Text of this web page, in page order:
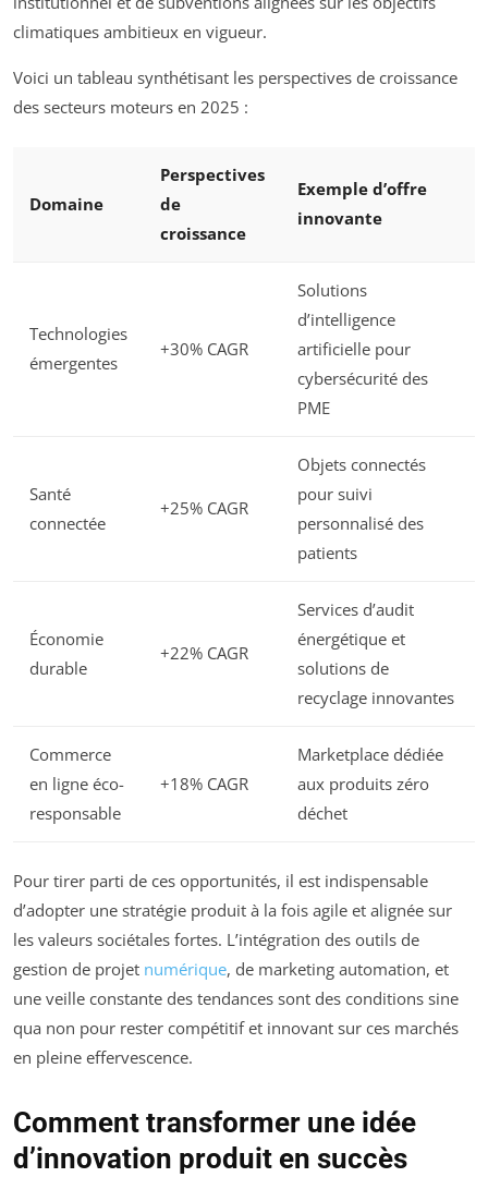
climatiques ambitieux en vigueur.
Voici un tableau synthétisant les perspectives de croissance
des secteurs moteurs en 2025 :
Domaine
Perspectives
de
croissance
Exemple d’offre
innovante
Technologies
émergentes
+30% CAGR
Solutions
d’intelligence
artificielle pour
cybersécurité des
PME
Santé
connectée
+25% CAGR
Objets connectés
pour suivi
personnalisé des
patients
Économie
durable
+22% CAGR
Services d’audit
énergétique et
solutions de
recyclage innovantes
Commerce
en ligne éco-
responsable
+18% CAGR
Marketplace dédiée
aux produits zéro
déchet
Pour tirer parti de ces opportunités, il est indispensable
d’adopter une stratégie produit à la fois agile et alignée sur
les valeurs sociétales fortes. L’intégration des outils de
gestion de projet numérique, de marketing automation, et
une veille constante des tendances sont des conditions sine
qua non pour rester compétitif et innovant sur ces marchés
en pleine effervescence.
Comment transformer une idée
d’innovation produit en succès